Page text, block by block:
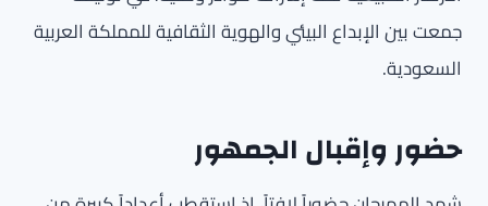
جمعت بين الإبداع البيئي والهوية الثقافية للمملكة العربية
السعودية.
حضور وإقبال الجمهور